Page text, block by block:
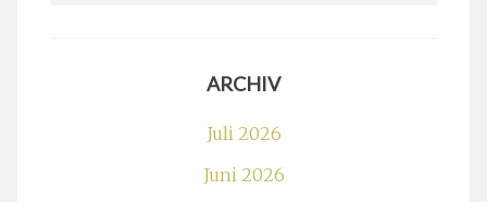
ARCHIV
Juli 2026
Juni 2026